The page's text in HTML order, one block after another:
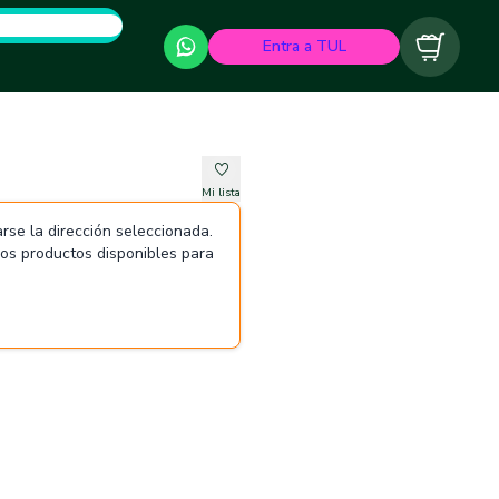
Entra a TUL Carrito
Mi lista
la dirección seleccionada.
productos disponibles para